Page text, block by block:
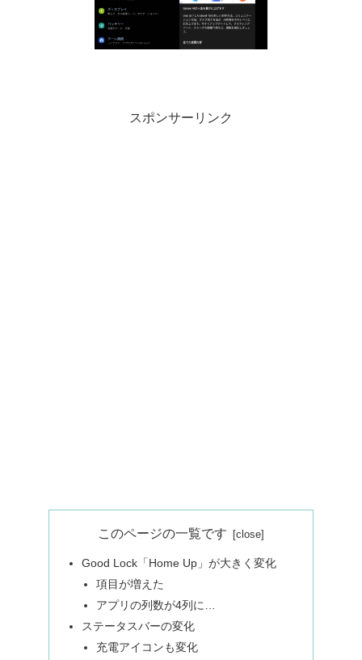
スポンサーリンク
このページの一覧です
Good Lock「Home Up」が大きく変化
項目が増えた
アプリの列数が4列に…
ステータスバーの変化
充電アイコンも変化